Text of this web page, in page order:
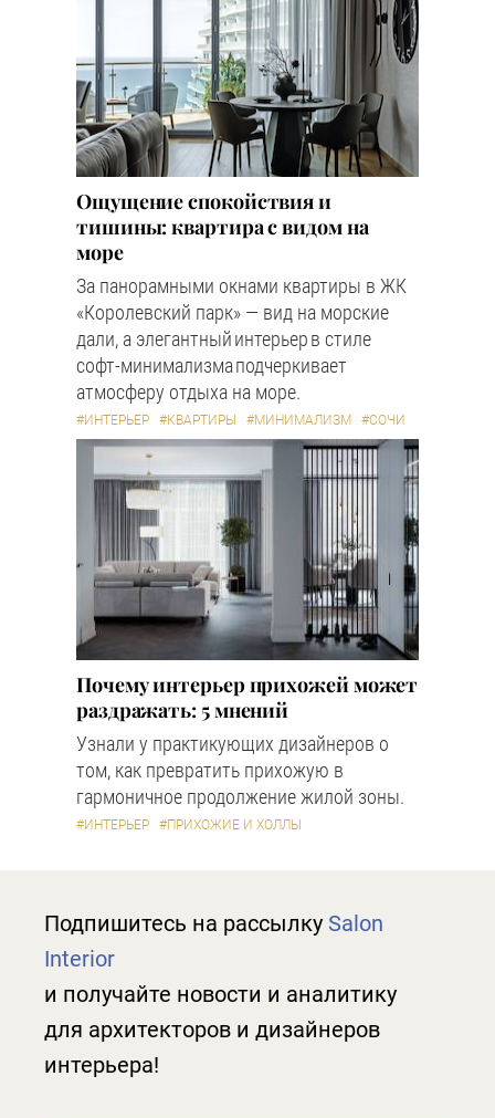
Ощущение спокойствия и
тишины: квартира с видом на
море
За панорамными окнами квартиры в ЖК
«Королевский парк» — вид на морские
дали, а элегантный интерьер в стиле
софт-минимализма подчеркивает
атмосферу отдыха на море.
#ИНТЕРЬЕР #КВАРТИРЫ #МИНИМАЛИЗМ #СОЧИ
Почему интерьер прихожей может
раздражать: 5 мнений
Узнали у практикующих дизайнеров о
том, как превратить прихожую в
гармоничное продолжение жилой зоны.
#ИНТЕРЬЕР #ПРИХОЖИЕ И ХОЛЛЫ
Подпишитесь на рассылку Salon
Interior
и получайте новости и аналитику
для архитекторов и дизайнеров
интерьера!